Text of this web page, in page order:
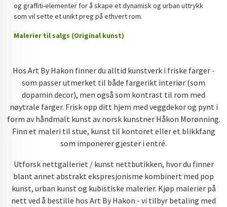
og graffiti-elementer for å skape et dynamisk og urban uttrykk
som vil sette et unikt preg på ethvert rom.
Malerier til salgs (Original kunst)
Hos Art By Hakon finner du alltid kunstverk i friske farger -
som passer utmerket til både fargerikt interiør (som
dopamin decor), men også som kontrast til rom med
nøytrale farger. Frisk opp ditt hjem med veggdekor og pynt i
form av håndmalt kunst av norsk kunstner Håkon Morønning.
Finn et maleri til stue, kunst til kontoret eller et blikkfang
som imponerer gjester i entré.
Utforsk nettgalleriet / kunst nettbutikken, hvor du finner
blant annet abstrakt ekspresjonisme kombinert med pop
kunst, urban kunst og kubistiske malerier. Kjøp malerier på
nett ved å bestille hos Art By Hakon - vi tilbyr betaling med